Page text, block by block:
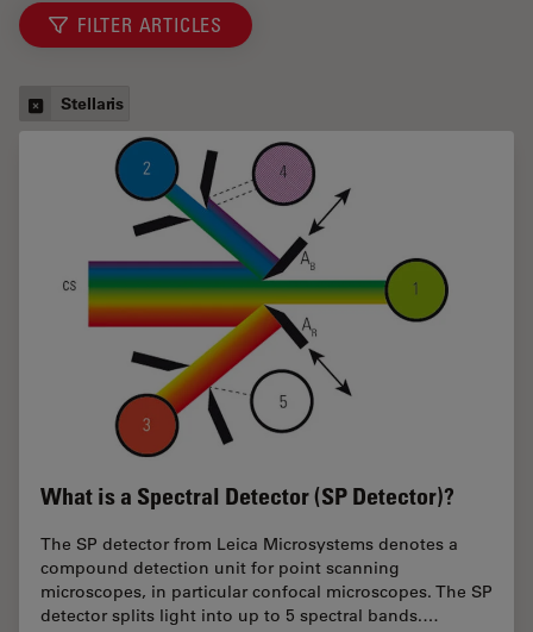
FILTER ARTICLES
Stellaris
What is a Spectral Detector (SP Detector)?
The SP detector from Leica Microsystems denotes a
compound detection unit for point scanning
microscopes, in particular confocal microscopes. The SP
detector splits light into up to 5 spectral bands.…